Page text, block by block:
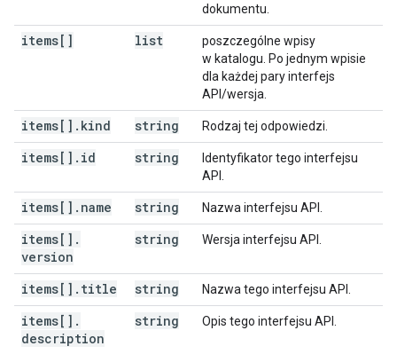
dokumentu.
items[] list
poszczególne wpisy
w katalogu. Po jednym wpisie
dla każdej pary interfejs
API/wersja.
items[] . kind string Rodzaj tej odpowiedzi.
items[] . id string
Identyfikator tego interfejsu
API.
items[] . name string Nazwa interfejsu API.
items[] .
version
string Wersja interfejsu API.
items[] . title string Nazwa tego interfejsu API.
items[] .
description
string Opis tego interfejsu API.